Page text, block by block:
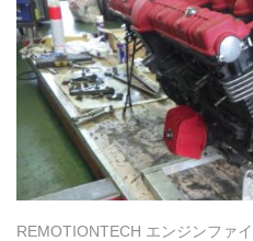
REMOTIONTECH エンジンファ